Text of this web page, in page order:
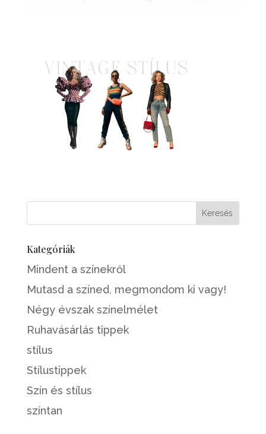
Kategóriák
Mindent a színekről
Mutasd a színed, megmondom ki vagy!
Négy évszak színelmélet
Ruhavásárlás tippek
stílus
Stílustippek
Szín és stílus
színtan